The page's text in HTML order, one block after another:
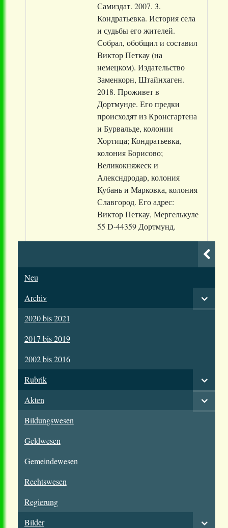
Самиздат. 2007. 3.
Кондратьевка. История села
и судьбы его жителей.
Собрал, обобщил и составил
Виктор Петкау (на
немецком). Издательство
Заменкорн, Штайнхаген.
2018. Проживет в
Дортмунде. Его предки
происходят из Кронсгартена
и Бурвальде, колонии
Хортица; Кондратьевка,
колония Борисово;
Великокняжеск и
Алексндродар, колония
Кубань и Марковка, колония
Славгород. Его адрес:
Виктор Петкау, Мергелькуле
55 D-44359 Дортмунд.
Neu
Archiv
2020 bis 2021
2017 bis 2019
2002 bis 2016
Rubrik
Akten
Bildungswesen
Geldwesen
Gemeindewesen
Rechtswesen
Regierung
Bilder